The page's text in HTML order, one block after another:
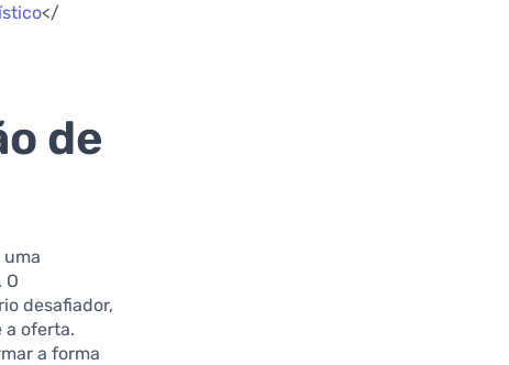
</
de
uma
O
desafiador,
a oferta.
a forma